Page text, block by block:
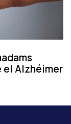
el Alzhéimer